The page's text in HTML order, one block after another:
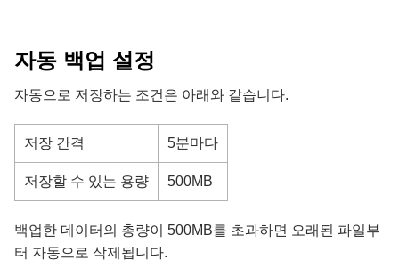
자동 백업 설정
자동으로 저장하는 조건은 아래와 같습니다.
저장 간격 5분마다
저장할 수 있는 용량 500MB
백업한 데이터의 총량이 500MB를 초과하면 오래된 파일부
터 자동으로 삭제됩니다.